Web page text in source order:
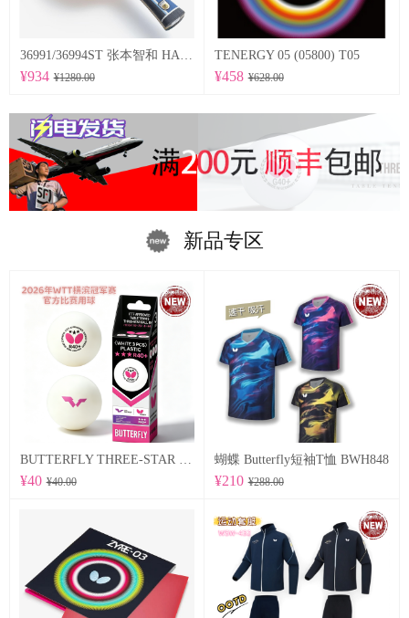
¥934 ¥1280.00
TENERGY 05 (05800) T05
¥458 ¥628.00
新品专区
¥40 ¥40.00
蝴蝶 Butterfly短袖T恤 BWH848
¥210 ¥288.00